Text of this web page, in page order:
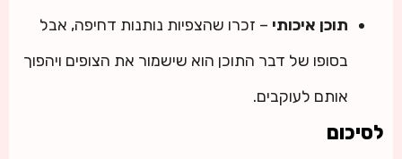
תוכן איכותי – זכרו שהצפיות נותנות דחיפה, אבל
בסופו של דבר התוכן הוא שישמור את הצופים ויהפוך
אותם לעוקבים.
לסיכום